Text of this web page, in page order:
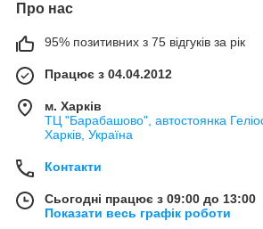
Про нас
95% позитивних з 75 відгуків за рік
Працює з 04.04.2012
м. Харків
ТЦ "Барабашово", автостоянка
Харків, Україна
Контакти
Сьогодні працює з 09:00 до 13:00
Показати весь графік роботи